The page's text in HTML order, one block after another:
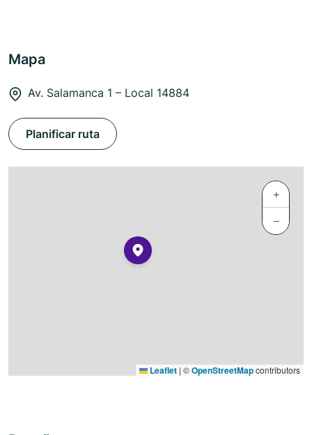
Mapa
Av. Salamanca 1 – Local 14884
Planificar ruta
+
−
Leaflet | ©OpenStreetMapcontributors